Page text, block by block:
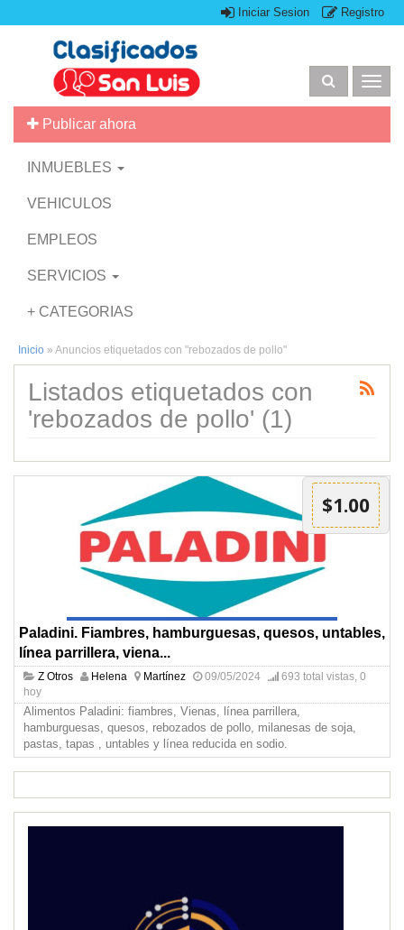
Iniciar Sesion Registro
Publicar ahora
INMUEBLES
VEHICULOS
EMPLEOS
SERVICIOS
+ CATEGORIAS
Inicio » Anuncios etiquetados con "rebozados de pollo"
Listados etiquetados con
'rebozados de pollo' (1)
$1.00
Paladini. Fiambres, hamburguesas, quesos, untables,
línea parrillera, viena...
Z Otros Helena Martínez 09/05/2024
693 total vistas, 0
hoy
Alimentos Paladini: fiambres, Vienas, línea parrillera,
hamburguesas, quesos, rebozados de pollo, milanesas de soja,
pastas, tapas , untables y línea reducida en sodio.